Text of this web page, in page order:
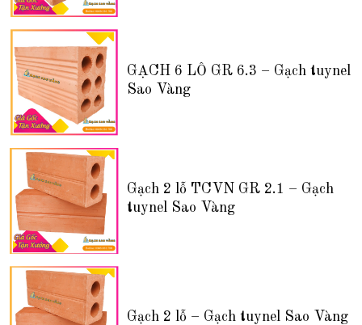
GẠCH 6 LỖ GR 6.3 – Gạch tuynel
Sao Vàng
Gạch 2 lỗ TCVN GR 2.1 – Gạch
tuynel Sao Vàng
Gạch 2 lỗ – Gạch tuynel Sao Vàng